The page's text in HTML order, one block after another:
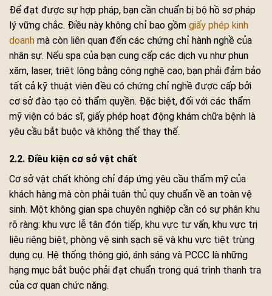
Để đạt được sự hợp pháp, bạn cần chuẩn bị bộ hồ sơ pháp
lý vững chắc. Điều này không chỉ bao gồm giấy phép kinh
doanh mà còn liên quan đến các chứng chỉ hành nghề của
nhân sự. Nếu spa của bạn cung cấp các dịch vụ như phun
xăm, laser, triệt lông bằng công nghệ cao, bạn phải đảm bảo
tất cả kỹ thuật viên đều có chứng chỉ nghề được cấp bởi
cơ sở đào tạo có thẩm quyền. Đặc biệt, đối với các thẩm
mỹ viện có bác sĩ, giấy phép hoạt động khám chữa bệnh là
yêu cầu bắt buộc và không thể thay thế.
2.2. Điều kiện cơ sở vật chất
Cơ sở vật chất không chỉ đáp ứng yêu cầu thẩm mỹ của
khách hàng mà còn phải tuân thủ quy chuẩn về an toàn vệ
sinh. Một không gian spa chuyên nghiệp cần có sự phân khu
rõ ràng: khu vực lễ tân đón tiếp, khu vực tư vấn, khu vực trị
liệu riêng biệt, phòng vệ sinh sạch sẽ và khu vực tiệt trùng
dụng cụ. Hệ thống thông gió, ánh sáng và PCCC là những
hạng mục bắt buộc phải đạt chuẩn trong quá trình thanh tra
của cơ quan chức năng.